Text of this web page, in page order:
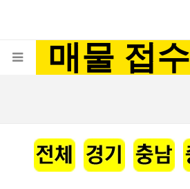
매물 접수